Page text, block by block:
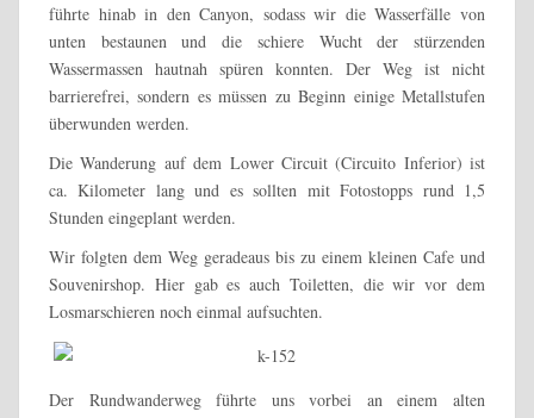
führte hinab in den Canyon, sodass wir die Wasserfälle von
unten bestaunen und die schiere Wucht der stürzenden
Wassermassen hautnah spüren konnten. Der Weg ist nicht
barrierefrei, sondern es müssen zu Beginn einige Metallstufen
überwunden werden.
Die Wanderung auf dem Lower Circuit (Circuito Inferior) ist
ca. Kilometer lang und es sollten mit Fotostopps rund 1,5
Stunden eingeplant werden.
Wir folgten dem Weg geradeaus bis zu einem kleinen Cafe und
Souvenirshop. Hier gab es auch Toiletten, die wir vor dem
Losmarschieren noch einmal aufsuchten.
Der Rundwanderweg führte uns vorbei an einem alten